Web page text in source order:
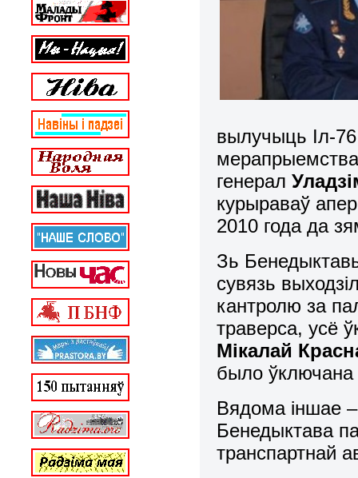
вылучыць Іл-
генерал
курыраваў
2010 года да
Зь
сувязь
кантролю за
траверса, усё
Мікалай
было
Вядома іншае
Бенедыктава
транспартнай